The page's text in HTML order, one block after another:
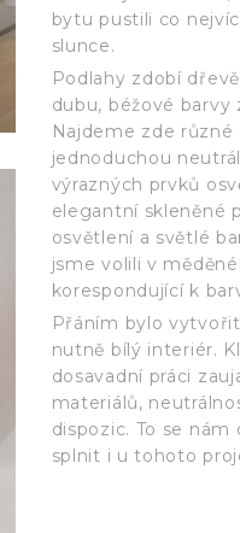
bytu pustili co
slunce.
Podlahy zdobí
dubu, béžové barvy
Najdeme zde různé
jednoduchou
výrazných prvků
elegantní skleněné
osvětlení a světlé
jsme volili v
korespondující k
Přáním bylo
nutně bílý interiér.
dosavadní práci
materiálů,
dispozic. To se
splnit i u tohoto